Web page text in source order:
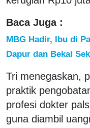
Baca Juga :
MBG Hadir, Ibu di
Dapur dan Bekal
Tri menegaskan,
praktik
profesi dokter
guna diambil